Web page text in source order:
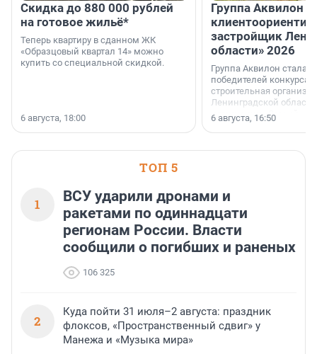
Скидка до 880 000 рублей
на готовое жильё*
Теперь квартиру в сданном ЖК
«Образцовый квартал 14» можно
купить со специальной скидкой.
6 августа, 18:00
Группа Аквилон
застройщик
области» 2026
Группа Аквилон стала
победителей конкурса
строительная
Ленинградской области
номинации «Самый
застройщик
области».
6 августа, 16:50
ТОП 5
1
ВСУ ударили дронами и
ракетами по одиннадцати
регионам России. Власти
сообщили о погибших и раненых
106 325
2
Куда пойти 31 июля–2 августа: праздник
флоксов, «Пространственный сдвиг» у
Манежа и «Музыка мира»